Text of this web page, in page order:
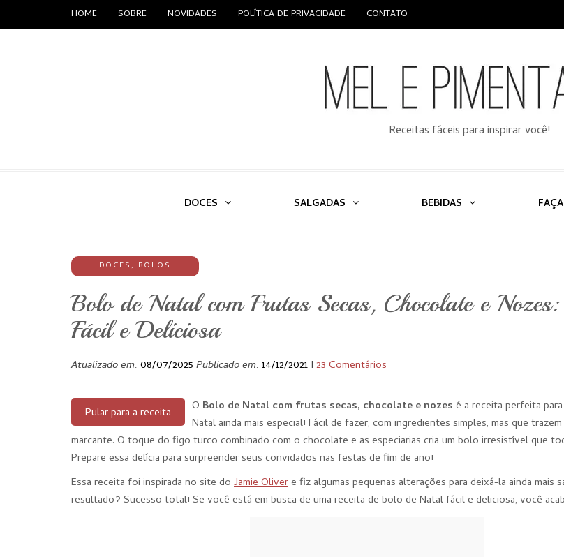
HOME SOBRE NOVIDADES POLÍTICA DE PRIVACIDADE CONTATO
Receitas fáceis para inspirar você!
DOCES SALGADAS BEBIDAS
DOCES, BOLOS
Bolo de Natal com Frutas Secas, Chocolate e Nozes:
Fácil e Deliciosa
Atualizado em:08/07/2025 Publicado em:14/12/2021 I 23 Comentários
Pular para a receita O Bolo de Natal com frutas secas, chocolate e nozes é a receita perfeita
Natal ainda mais especial! Fácil de fazer, com ingredientes simples, mas que
marcante. O toque do figo turco combinado com o chocolate e as especiarias cria um bolo irresistível que
Prepare essa delícia para surpreender seus convidados nas festas de fim de ano!
Essa receita foi inspirada no site do Jamie Olivere fiz algumas pequenas alterações para deixá-la ainda mais
resultado? Sucesso total! Se você está em busca de uma receita de bolo de Natal fácil e deliciosa, você